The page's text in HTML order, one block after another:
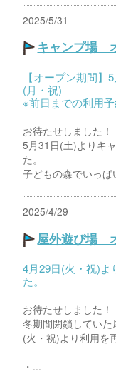
2025/5/31
キャンプ場
【オープン期間】
(月・祝)
※前日までの利用予
お待たせしました！
5月31日(土)よりキ
た。
子どもの森でいっぱ
2025/4/29
屋外遊び場
4月29日(火・祝)よ
た。
お待たせしました！
冬期間閉鎖してい
(火・祝)より利用を
・...